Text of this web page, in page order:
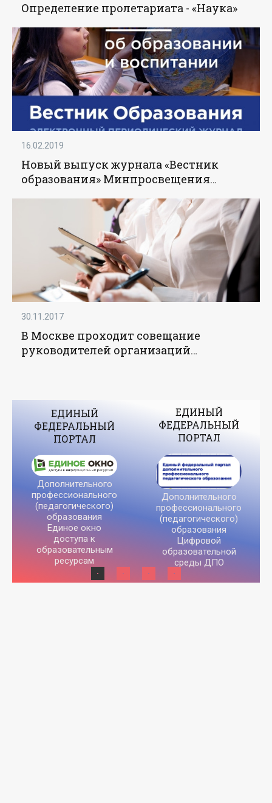
Определение пролетариата - «Наука»
16.02.2019
Новый выпуск журнала «Вестник
образования» Минпросвещения
«Образование»
30.11.2017
В Москве проходит совещание
руководителей организаций
ЕДИНЫЙ
ФЕДЕРАЛЬНЫЙ
ПОРТАЛ
Дополнительного
профессионального
(педагогического)
образования
Единое окно
доступа к
образовательным
ресурсам
ЕДИНЫЙ
ФЕДЕРАЛЬНЫЙ
ПОРТАЛ
Дополнительного
профессионального
(педагогического)
образования
Цифровой
образовательной
среды ДПО